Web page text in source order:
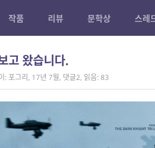
작품 리뷰 문학상 스레
고 왔습니다.
: 포그리 , 17년 7월, 댓글2, 읽음: 83